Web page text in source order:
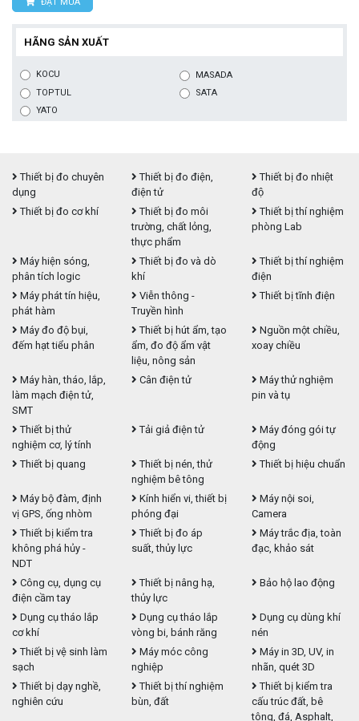
HÃNG SẢN XUẤT
KOCU
MASADA
TOPTUL
SATA
YATO
Thiết bị đo chuyên
dụng
Thiết bị đo điện,
điện tử
Thiết bị đo nhiệt
độ
Thiết bị đo cơ khí
Thiết bị đo môi
trường, chất lỏng,
thực phẩm
Thiết bị thí nghiệm
phòng Lab
Máy hiện sóng,
phân tích logic
Thiết bị đo và dò
khí
Thiết bị thí nghiệm
điện
Máy phát tín hiệu,
phát hàm
Viễn thông -
Truyền hình
Thiết bị tĩnh điện
Máy đo độ bụi,
đếm hạt tiểu phân
Thiết bị hút ẩm, tạo
ẩm, đo độ ẩm vật
liệu, nông sản
Nguồn một chiều,
xoay chiều
Máy hàn, tháo, lắp,
làm mạch điện tử,
SMT
Cân điện tử
Máy thử nghiệm
pin và tụ
Thiết bị thử
nghiệm cơ, lý tính
Tải giả điện tử
Máy đóng gói tự
động
Thiết bị quang
Thiết bị nén, thử
nghiệm bê tông
Thiết bị hiệu chuẩn
Máy bộ đàm, định
vị GPS, ống nhòm
Kính hiển vi, thiết bị
phóng đại
Máy nội soi,
Camera
Thiết bị kiểm tra
không phá hủy -
NDT
Thiết bị đo áp
suất, thủy lực
Máy trắc địa, toàn
đạc, khảo sát
Công cụ, dụng cụ
điện cầm tay
Thiết bị nâng hạ,
thủy lực
Bảo hộ lao động
Dụng cụ tháo lắp
cơ khí
Dụng cụ tháo lắp
vòng bi, bánh răng
Dụng cụ dùng khí
nén
Thiết bị vệ sinh làm
sạch
Máy móc công
nghiệp
Máy in 3D, UV, in
nhãn, quét 3D
Thiết bị dạy nghề,
nghiên cứu
Thiết bị thí nghiệm
bùn, đất
Thiết bị kiểm tra
cấu trúc đất, bê
tông, đá, Asphalt,